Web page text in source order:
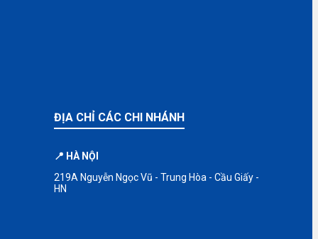
ĐỊA CHỈ CÁC CHI NHÁNH
📍 HÀ NỘI
219A Nguyễn Ngọc Vũ - Trung Hòa - Cầu Giấy -
HN